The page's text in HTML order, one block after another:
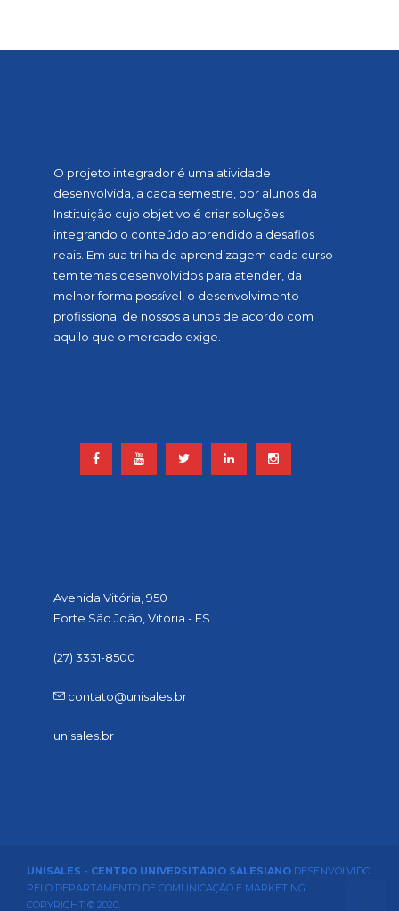
O projeto integrador é uma atividade
desenvolvida, a cada semestre, por alunos da
Instituição cujo objetivo é criar soluções
integrando o conteúdo aprendido a desafios
reais. Em sua trilha de aprendizagem cada curso
tem temas desenvolvidos para atender, da
melhor forma possível, o desenvolvimento
profissional de nossos alunos de acordo com
aquilo que o mercado exige.
Avenida Vitória, 950
Forte São João, Vitória - ES
(27) 3331-8500
contato@unisales.br
unisales.br
UNISALES - CENTRO UNIVERSITÁRIO SALESIANO DESENVOLVIDO
PELO DEPARTAMENTO DE COMUNICAÇÃO E MARKETING
COPYRIGHT © 2020.